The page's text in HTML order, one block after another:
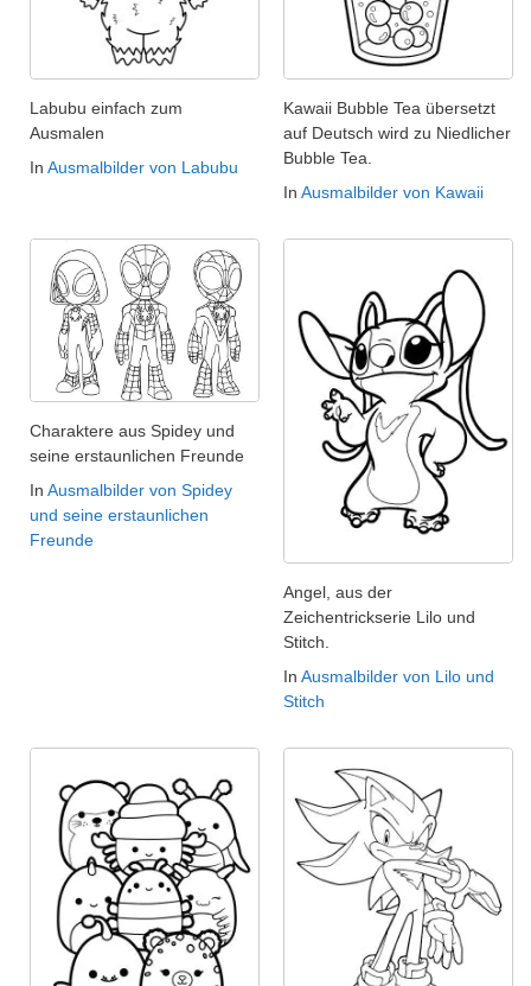
Labubu einfach zum
Ausmalen
In Ausmalbilder von Labubu
Kawaii Bubble Tea übersetzt
auf Deutsch wird zu Niedlicher
Bubble Tea.
In Ausmalbilder von Kawaii
Charaktere aus Spidey und
seine erstaunlichen Freunde
In Ausmalbilder von Spidey
und seine erstaunlichen
Freunde
Angel, aus der
Zeichentrickserie Lilo und
Stitch.
In Ausmalbilder von Lilo und
Stitch